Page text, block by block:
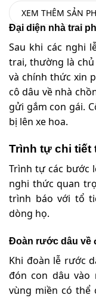
XEM THÊM SẢN
Đại diện nhà trai
Sau khi các nghi
trai, thường là
và chính thức xin
cô dâu về nhà
gửi gắm con gái.
bị lên xe hoa.
Trình tự chi tiết
Trình tự các bước
nghi thức quan
trình báo với tổ
dòng họ.
Đoàn rước dâu về
Khi đoàn lễ rước
đón con dâu vào
vùng miền có thể